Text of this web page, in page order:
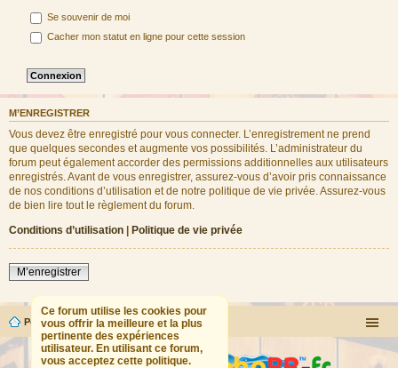
Se souvenir de moi
Cacher mon statut en ligne pour cette session
M’ENREGISTRER
Vous devez être enregistré pour vous connecter. L’enregistrement ne prend
que quelques secondes et augmente vos possibilités. L’administrateur du
forum peut également accorder des permissions additionnelles aux utilisateurs
enregistrés. Avant de vous enregistrer, assurez-vous d’avoir pris connaissance
de nos conditions d’utilisation et de notre politique de vie privée. Assurez-vous
de bien lire tout le règlement du forum.
Conditions d’utilisation | Politique de vie privée
M’enregistrer
Ce forum utilise les cookies pour
vous offrir la meilleure et la plus
pertinente des expériences
utilisateur. En utilisant ce forum,
vous acceptez cette politique.
Portail Forum